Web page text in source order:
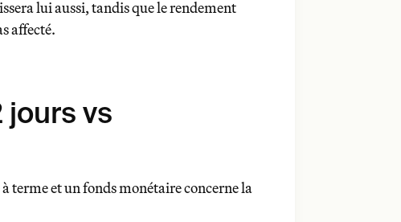
unbreakable
lui aussi, tandis que le rendement
affecté.
jours vs
terme et un fonds monétaire concerne la